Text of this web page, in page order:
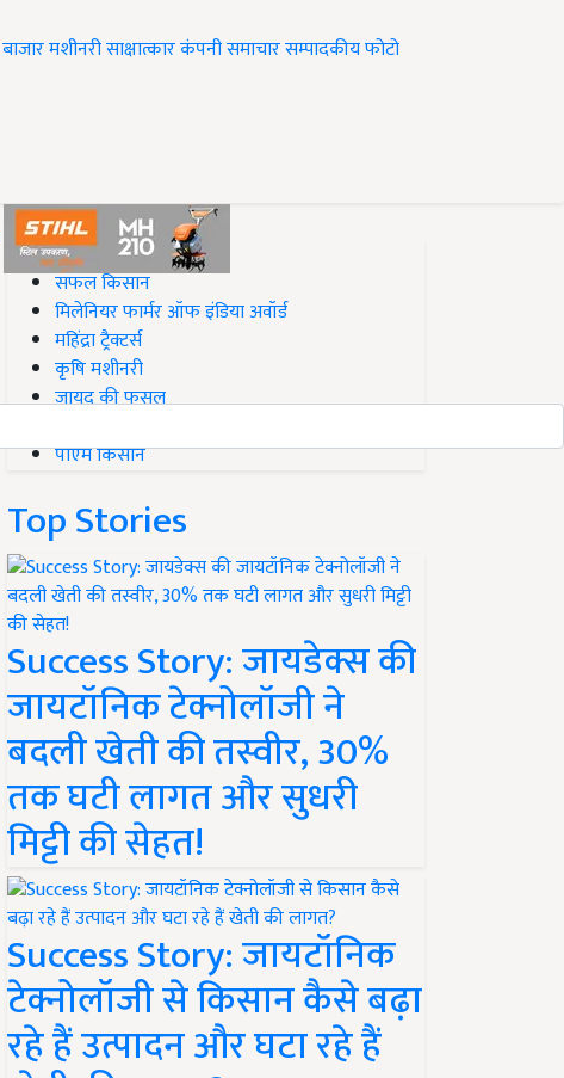
बाजारमशीनरीसाक्षात्कारकंपनी समाचारसम्पादकीयफोटो
#Top on Krishi Jagran
सफल किसान
मिलेनियर फार्मर ऑफ इंडिया अवॉर्ड
महिंद्रा ट्रैक्टर्स
कृषि मशीनरी
जायद की फसल
पीएम किसान
Top Stories
Success Story: जायडेक्स की
जायटॉनिक टेक्नोलॉजी ने
बदली खेती की तस्वीर, 30%
तक घटी लागत और सुधरी
मिट्टी की सेहत!
Success Story: जायटॉनिक
टेक्नोलॉजी से किसान कैसे बढ़ा
रहे हैं उत्पादन और घटा रहे हैं